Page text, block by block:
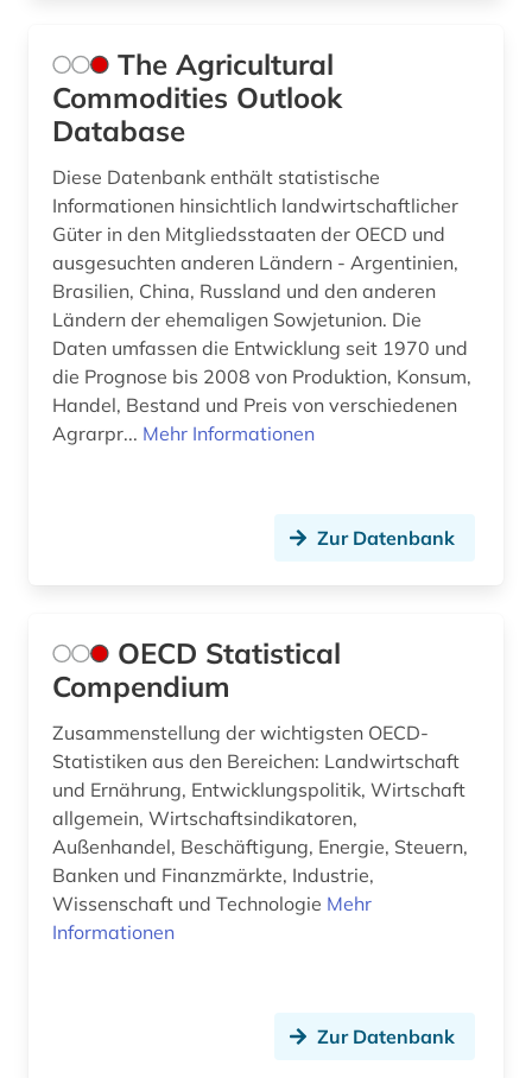
Fertigungstechnik (0)
Wissenschaftskunde, Forschung, Hochschul-,
Museumswesen (1)
entwicklung (3)
entwicklungshilfe (1)
erneubare energien (1)
europäische union (1)
export (3)
factbook (1)
finanzwirtschaft (5)
forschung (1)
gas (1)
geschichte 1960 - 1997 (1)
gesundheit (4)
gesundheitsberichterstattung (1)
gesundheitswesen (3)
globalisierung (5)
handel (11)
harmonisiertes system zur bezeichnung und
The Agricultural
Commodities Outlook
Database
Diese Datenbank enthält statistische
Informationen hinsichtlich landwirtschaftlicher
Güter in den Mitgliedsstaaten der OECD und
ausgesuchten anderen Ländern - Argentinien,
Brasilien, China, Russland und den anderen
Ländern der ehemaligen Sowjetunion. Die
Daten umfassen die Entwicklung seit 1970 und
die Prognose bis 2008 von Produktion, Konsum,
Handel, Bestand und Preis von verschiedenen
Agrarpr... Mehr Informationen
Zur Datenbank
OECD Statistical
Compendium
Zusammenstellung der wichtigsten OECD-
Statistiken aus den Bereichen: Landwirtschaft
und Ernährung, Entwicklungspolitik, Wirtschaft
allgemein, Wirtschaftsindikatoren,
Außenhandel, Beschäftigung, Energie, Steuern,
Banken und Finanzmärkte, Industrie,
Wissenschaft und Technologie Mehr
Informationen
Zur Datenbank